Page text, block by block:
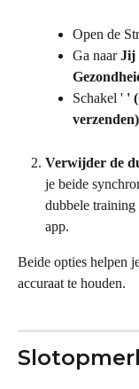
Open de
Ga naar Jij
Schakel ' '
Verwijder de
je beide
dubbele
app.
Beide opties helpen
accuraat te houden.